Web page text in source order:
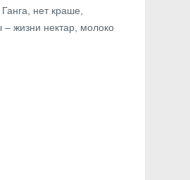
нет краше,
– жизни нектар, молоко